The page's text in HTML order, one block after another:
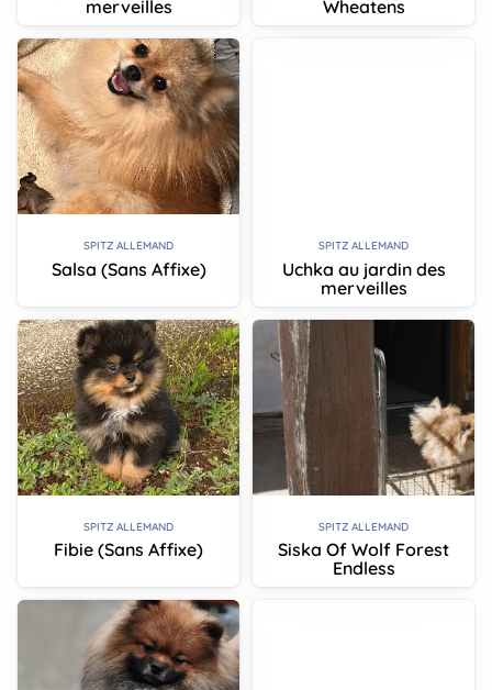
merveilles
Wheatens
SPITZ ALLEMAND
Salsa (Sans Affixe)
SPITZ ALLEMAND
Uchka au jardin des
merveilles
SPITZ ALLEMAND
Fibie (Sans Affixe)
SPITZ ALLEMAND
Siska Of Wolf Forest
Endless